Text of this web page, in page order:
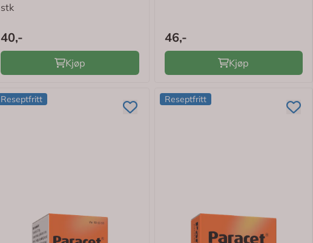
stk
40,-
Kjøp
46,-
Kjøp
Reseptfritt Reseptfritt